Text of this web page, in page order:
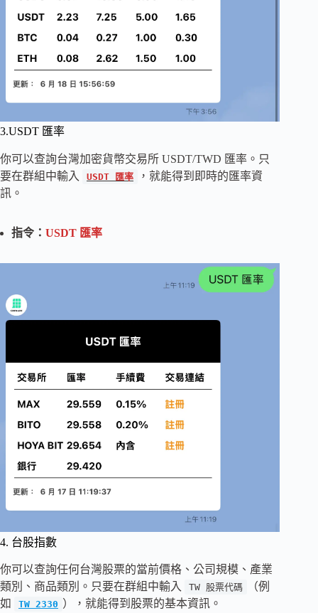
3.USDT 匯率
你可以查詢台灣加密貨幣交易所 USDT/TWD 匯率。只
要在群組中輸入
USDT 匯率
，就能得到即時的匯率資
訊。
指令： USDT 匯率
4. 台股指數
你可以查詢任何台灣股票的當前價格、公司規模、產業
類別、商品類別。只要在群組中輸入
TW 股票代碼
（例
如
TW 2330 ），就能得到股票的基本資訊。